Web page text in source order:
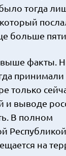
тогда
больше пяти
факты.
принимали
только
и выводе
В полном
Республикой,
на